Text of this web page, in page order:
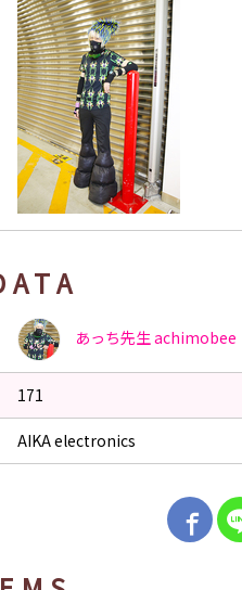
あっち先生 achimobee
171
AIKA electronics